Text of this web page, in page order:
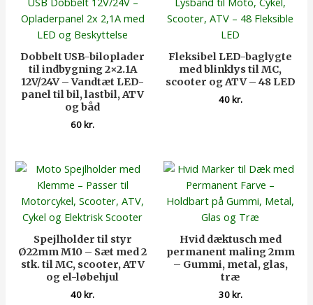
Dobbelt USB-biloplader
til indbygning 2×2.1A
12V/24V – Vandtæt LED-
panel til bil, lastbil, ATV
og båd
60kr.
Fleksibel LED-baglygte
med blinklys til MC,
scooter og ATV – 48 LED
40kr.
Spejlholder til styr
Ø22mm M10 – Sæt med 2
stk. til MC, scooter, ATV
og el-løbehjul
40kr.
Hvid dæktusch med
permanent maling 2mm
– Gummi, metal, glas,
træ
30kr.